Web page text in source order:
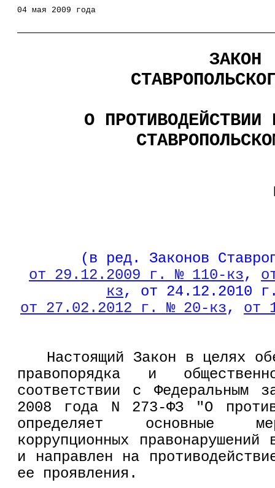
04 мая 2009 года
ЗАКОН
О ПРОТИВОДЕЙСТВИИ
(в ред. Законов
от 29.12.2009 г. № 110-кз,
кз, от 24.12.2010
от 27.02.2012 г. № 20-кз, от
Настоящий Закон в целях
правопорядка и
соответствии с Федеральным
2008 года N 273-ФЗ "О
определяет основные
коррупционных правонарушений
и направлен на
ее проявления.